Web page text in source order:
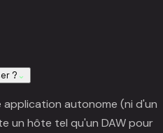
? ⌄
application autonome (ni d'un
un hôte tel qu'un DAW pour